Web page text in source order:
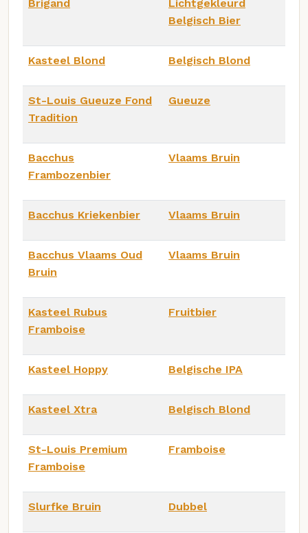
Brigand
Lichtgekleurd
Belgisch Bier
Kasteel Blond Belgisch Blond
St-Louis Gueuze Fond
Tradition
Gueuze
Bacchus
Frambozenbier
Vlaams Bruin
Bacchus Kriekenbier Vlaams Bruin
Bacchus Vlaams Oud
Bruin
Vlaams Bruin
Kasteel Rubus
Framboise
Fruitbier
Kasteel Hoppy Belgische IPA
Kasteel Xtra Belgisch Blond
St-Louis Premium
Framboise
Framboise
Slurfke Bruin Dubbel